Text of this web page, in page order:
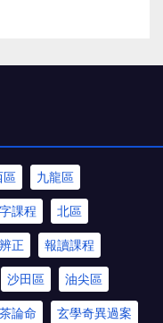
區 九龍區
課程 北區
正 報讀課程
沙田區 油尖區
論命 玄學奇異過案